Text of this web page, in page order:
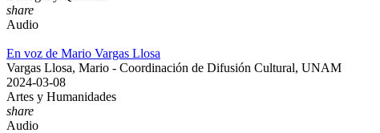
share
Audio
En voz de Mario Vargas Llosa
Vargas Llosa, Mario - Coordinación de Difusión Cultural, UNAM
2024-03-08
Artes y Humanidades
share
Audio